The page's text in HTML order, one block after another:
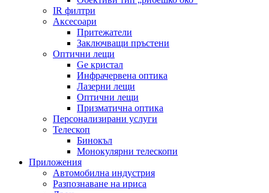
IR филтри
Аксесоари
Притежатели
Заключващи пръстени
Оптични лещи
Ge кристал
Инфрачервена оптика
Лазерни лещи
Оптични лещи
Призматична оптика
Персонализирани услуги
Телескоп
Бинокъл
Монокулярни телескопи
Приложения
Автомобилна индустрия
Разпознаване на ириса